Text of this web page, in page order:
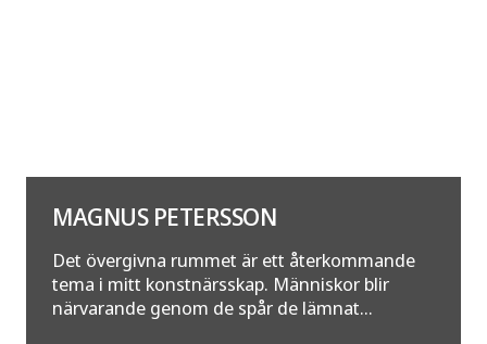
MAGNUS PETERSSON
Det övergivna rummet är ett återkommande
tema i mitt konstnärsskap. Människor blir
närvarande genom de spår de lämnat...